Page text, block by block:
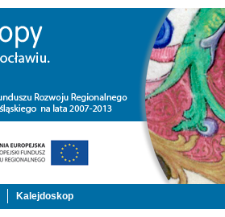
Kalejdoskop